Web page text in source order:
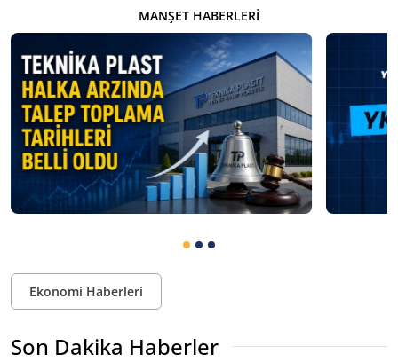
MANŞET HABERLERI
Ekonomi Haberleri
Son Dakika Haberler